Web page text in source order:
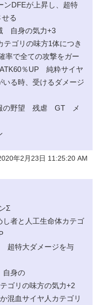
DFEが上昇し、超特
る
自身の気力+3
ゴリの味方1体につき
率で全ての攻撃をガー
％UP 純粋サイヤ
いる時、受けるダメージ
の野望 残虐 GT メ
年2月23日 11:25:20 AM
Σ
者と人工生命体カテゴ
超特大ダメージを与
身の
ゴリの味方の気力+2
混血サイヤ人カテゴリ